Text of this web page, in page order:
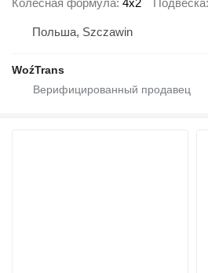
Польша, Szczawin
WoźTrans